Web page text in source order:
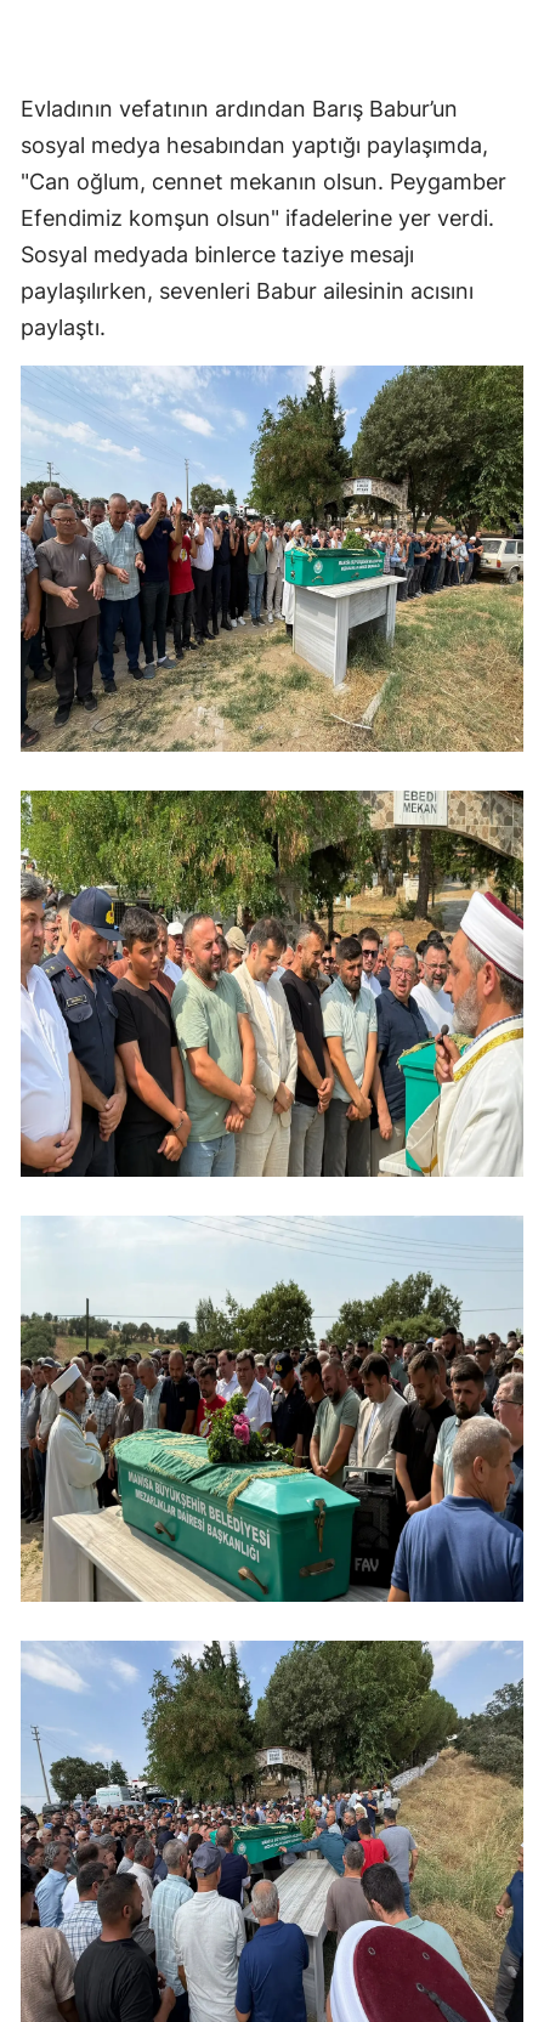
Evladının vefatının ardından Barış Babur’un
sosyal medya hesabından yaptığı paylaşımda,
"Can oğlum, cennet mekanın olsun. Peygamber
Efendimiz komşun olsun" ifadelerine yer verdi.
Sosyal medyada binlerce taziye mesajı
paylaşılırken, sevenleri Babur ailesinin acısını
paylaştı.